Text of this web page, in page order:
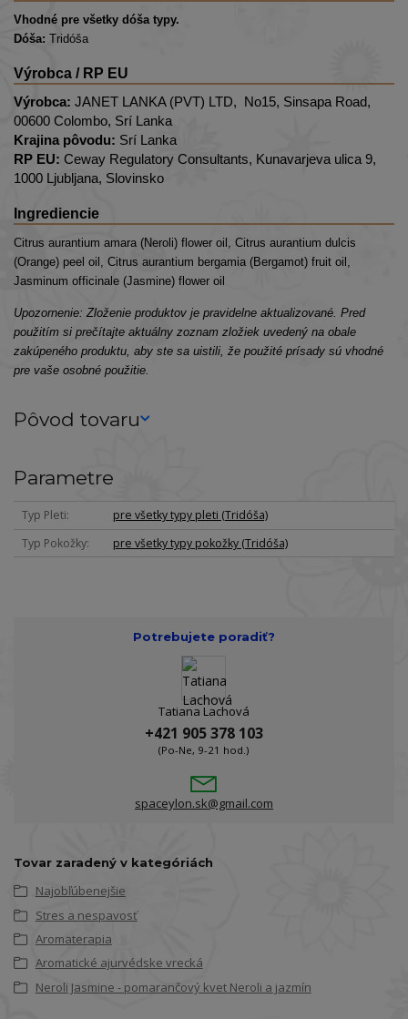
Vhodné pre všetky dóša typy.
Dóša: Tridóša
Výrobca / RP EU
Výrobca: JANET LANKA (PVT) LTD, No15, Sinsapa Road,
00600 Colombo, Srí Lanka
Krajina pôvodu: Srí Lanka
RP EU: Ceway Regulatory Consultants, Kunavarjeva ulica 9,
1000 Ljubljana, Slovinsko
Ingrediencie
Citrus aurantium amara (Neroli) flower oil, Citrus aurantium dulcis
(Orange) peel oil, Citrus aurantium bergamia (Bergamot) fruit oil,
Jasminum officinale (Jasmine) flower oil
Upozornenie: Zloženie produktov je pravidelne aktualizované. Pred
použitím si prečítajte aktuálny zoznam zložiek uvedený na obale
zakúpeného produktu, aby ste sa uistili, že použité prísady sú vhodné
pre vaše osobné použitie.
Pôvod tovaru
Parametre
Typ Pleti
pre všetky typy pleti (Tridóša)
Typ Pokožky
pre všetky typy pokožky (Tridóša)
Potrebujete poradiť?
Tatiana Lachová
+421 905 378 103
(Po-Ne, 9-21 hod.)
spaceylon.sk@gmail.com
Tovar zaradený v kategóriách
Najobľúbenejšie
Stres a nespavosť
Aromaterapia
Aromatické ajurvédske vrecká
Neroli Jasmine - pomarančový kvet Neroli a jazmín